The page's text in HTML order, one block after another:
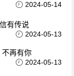
2024-05-14
有传说
2024-05-13
不再有你
2024-05-13